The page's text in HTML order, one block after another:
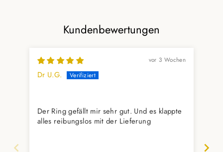
Kundenbewertungen
vor 3 Wochen
Dr U.G.
Der Ring gefällt mir sehr gut. Und es klappte
alles reibungslos mit der Lieferung